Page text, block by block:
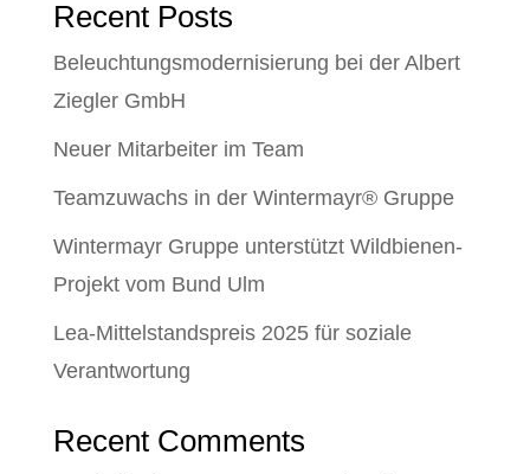
Recent Posts
Beleuchtungsmodernisierung bei der Albert
Ziegler GmbH
Neuer Mitarbeiter im Team
Teamzuwachs in der Wintermayr® Gruppe
Wintermayr Gruppe unterstützt Wildbienen-
Projekt vom Bund Ulm
Lea-Mittelstandspreis 2025 für soziale
Verantwortung
Recent Comments